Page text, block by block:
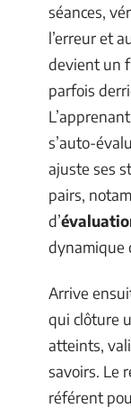
séances,
l’erreur et
devient un
parfois
s’auto-
ajuste ses
pairs,
d’
dynamique
Arrive
qui clôture
atteints,
savoirs. Le
référent